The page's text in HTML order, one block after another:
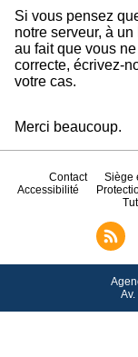
Si vous pensez
notre serveur, à
au fait que vous
correcte, écrivez-
votre cas.
Merci beaucoup.
Contact Siège
Accessibilité
Av.